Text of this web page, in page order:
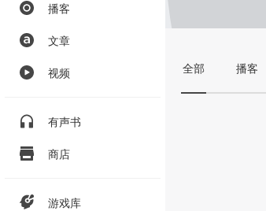
播客
文章
视频
有声书
商店
游戏库
全部 播客